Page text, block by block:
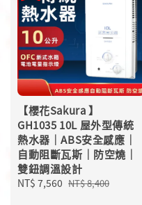
【櫻花Sakura 】
GH1035 10L 屋外型傳統
熱水器｜ABS安全感應｜
自動阻斷瓦斯｜防空燒｜
雙鈕調溫設計
Sale
NT$ 7,560 Regular
NT$ 8,400